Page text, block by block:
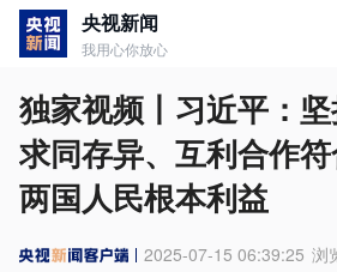
央视新闻
我用心你放心
独家视频丨习近平：坚
求同存异、互利合作
两国人民根本利益
2025-07-15 06:39:25 浏